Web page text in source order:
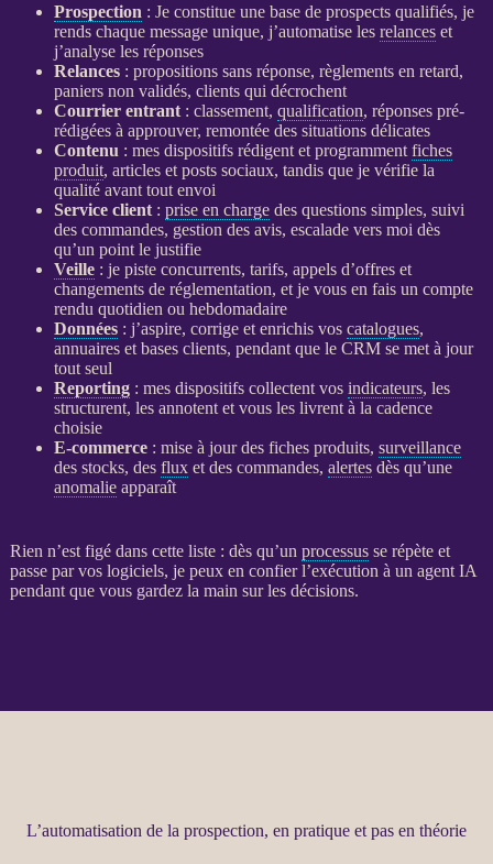
Prospection : Je constitue une base de prospectsqualifiés, je
rends chaque message unique, j’automatise les relanceset
j’analyse les réponses
Relances: propositions sans réponse, règlements en retard,
paniers non validés, clients qui décrochent
Courrier entrant: classement, qualification, réponses pré-
rédigées à approuver, remontée des situations délicates
Contenu : mes dispositifs rédigent et programment fiches
produit, articles et posts sociaux, tandis que je vérifie la
qualité avant tout envoi
Service client: prise en chargedes questions simples, suivi
des commandes, gestion des avis, escalade vers moi dès
qu’un point le justifie
Veille: je piste concurrents, tarifs, appels d’offres et
changements de réglementation, et je vous en fais un compte
rendu quotidien ou hebdomadaire
Données: j’aspire, corrige et enrichis vos catalogues,
annuaires et bases clients, pendant que le CRMse met à jour
tout seul
Reporting: mes dispositifs collectent vos indicateurs, les
structurent, les annotent et vous les livrent à la cadence
choisie
E-commerce: mise à jour des fiches produits, surveillance
des stocks, des fluxet des commandes, alertesdès qu’une
anomalieapparaît
Rien n’est figé dans cette liste : dès qu’un processusse répète et
passe par vos logiciels, je peux en confier l’exécution à un agent IA
pendant que vous gardez la main sur les décisions.
L’automatisation de la prospection, en pratique et pas en théorie